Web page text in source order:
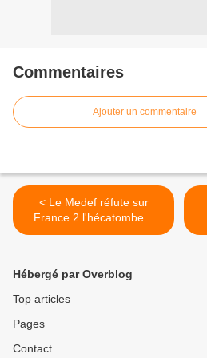
Commentaires
Ajouter un commentaire
< Le Medef réfute sur
France 2 l'hécatombe...
Hébergé par Overblog
Top articles
Pages
Contact